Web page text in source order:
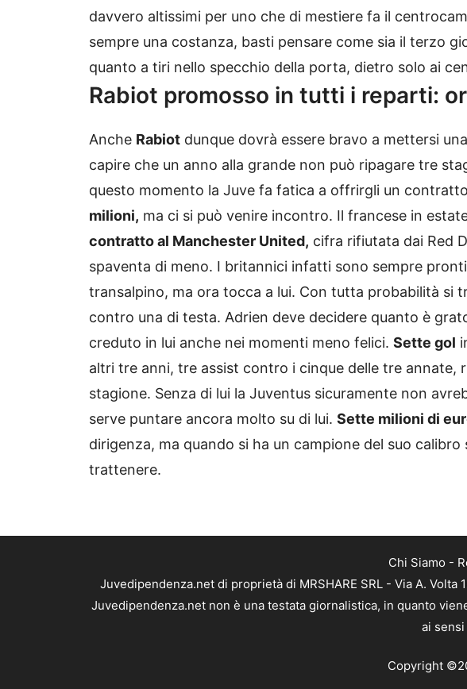
davvero altissimi per uno che di mestiere fa il
sempre una costanza, basti pensare come sia il terzo
quanto a tiri nello specchio della porta, dietro solo ai
Rabiot promosso in tutti i reparti:
Anche Rabiot dunque dovrà essere bravo a mettersi
capire che un anno alla grande non può ripagare tre
questo momento la Juve fa fatica a offrirgli un
milioni, ma ci si può venire incontro. Il francese in
contratto al Manchester United, cifra rifiutata dai Red
spaventa di meno. I britannici infatti sono sempre
transalpino, ma ora tocca a lui. Con tutta probabilità si
contro una di testa. Adrien deve decidere quanto è
creduto in lui anche nei momenti meno felici. Sette gol
altri tre anni, tre assist contro i cinque delle tre annate,
stagione. Senza di lui la Juventus sicuramente non
serve puntare ancora molto su di lui. Sette milioni di
dirigenza, ma quando si ha un campione del suo
trattenere.
Chi Siamo -
Juvedipendenza.net di proprietà di MRSHARE SRL - Via A.
Juvedipendenza.net non è una testata giornalistica, in quanto
ai
Copyright